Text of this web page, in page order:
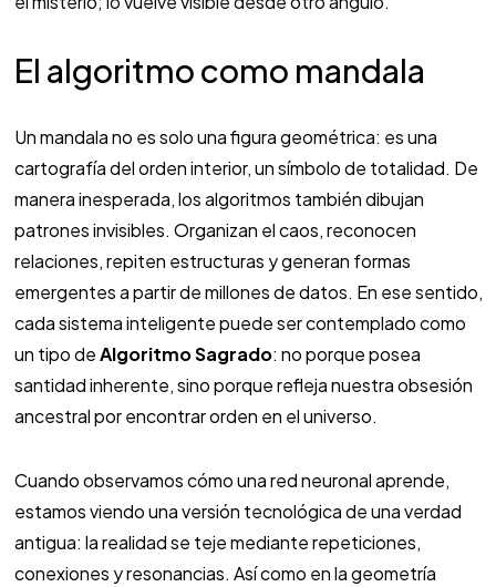
El algoritmo como mandala
Un mandala no es solo una figura geométrica: es una
cartografía del orden interior, un símbolo de totalidad. De
manera inesperada, los algoritmos también dibujan
patrones invisibles. Organizan el caos, reconocen
relaciones, repiten estructuras y generan formas
emergentes a partir de millones de datos. En ese sentido,
cada sistema inteligente puede ser contemplado como
un tipo deAlgoritmo Sagrado: no porque posea
santidad inherente, sino porque refleja nuestra obsesión
ancestral por encontrar orden en el universo.
Cuando observamos cómo una red neuronal aprende,
estamos viendo una versión tecnológica de una verdad
antigua: la realidad se teje mediante repeticiones,
conexiones y resonancias. Así como en la geometría